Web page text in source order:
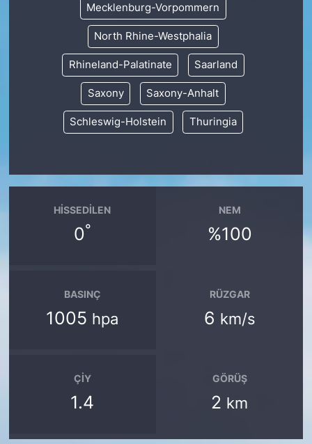
Mecklenburg-Vorpommern
North Rhine-Westphalia
Rhineland-Palatinate Saarland
Saxony Saxony-Anhalt
Schleswig-Holstein Thuringia
HISSEDILEN
0°
NEM
%100
BASINÇ
1005 hpa
RÜZGAR
6 km/s
ÇIY
1.4
GÖRÜŞ
2 km